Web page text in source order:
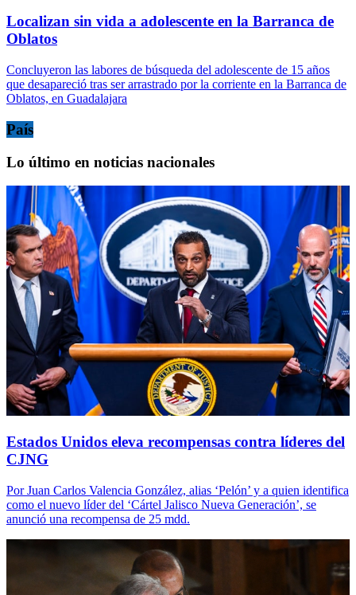
Localizan sin vida a adolescente en la Barranca de
Oblatos
Concluyeron las labores de búsqueda del adolescente de 15 años
que desapareció tras ser arrastrado por la corriente en la Barranca de
Oblatos, en Guadalajara
País
Lo último en noticias nacionales
Estados Unidos eleva recompensas contra líderes del
CJNG
Por Juan Carlos Valencia González, alias ‘Pelón’ y a quien identifica
como el nuevo líder del ‘Cártel Jalisco Nueva Generación’, se
anunció una recompensa de 25 mdd.